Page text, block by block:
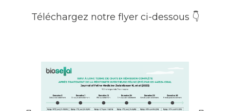
Téléchargez notre flyer ci-dessous 👇